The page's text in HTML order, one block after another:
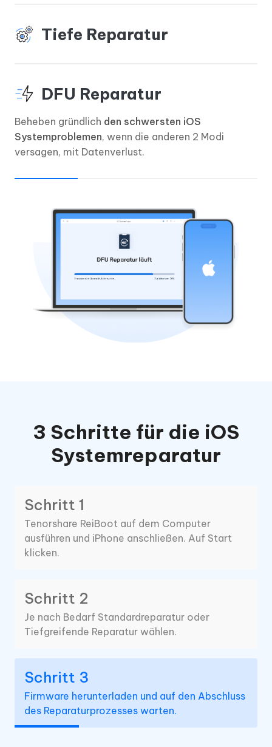
Tiefe Reparatur
DFU Reparatur
Beheben gründlich den schwersten iOS
Systemproblemen, wenn die anderen 2 Modi
versagen, mit Datenverlust.
3 Schritte für die iOS
Systemreparatur
Schritt 1
Tenorshare ReiBoot auf dem Computer
ausführen und iPhone anschließen. Auf Start
klicken.
Schritt 2
Je nach Bedarf Standardreparatur oder
Tiefgreifende Reparatur wählen.
Schritt 3
Firmware herunterladen und auf den Abschluss
des Reparaturprozesses warten.